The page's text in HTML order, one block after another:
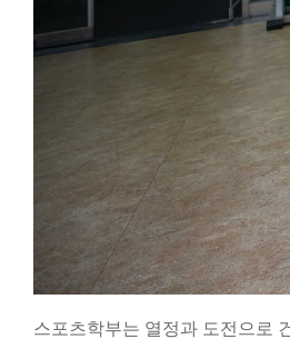
스포츠학부는 열정과 도전으로